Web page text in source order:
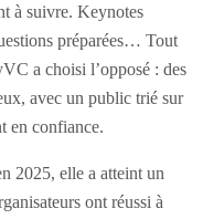
à suivre. Keynotes
préparées… Tout
a choisi l’opposé : des
avec un public trié sur
en confiance.
2025, elle a atteint un
ont réussi à